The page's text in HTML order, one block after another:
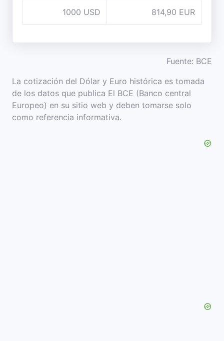
1000 USD 814,90 EUR
Fuente: BCE
La cotización del Dólar y Euro histórica es tomada
de los datos que publica El BCE (Banco central
Europeo) en su sitio web y deben tomarse solo
como referencia informativa.